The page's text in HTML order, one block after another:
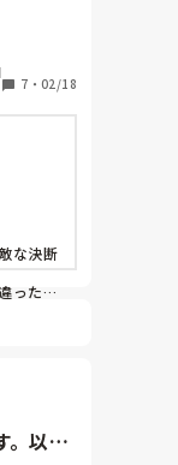
ばもう
規模保
、と。
とを受
め、な
正社
て。
そうと
トで出
ってい
7 ・ 02/18
な決断
った視
いいと
。以前